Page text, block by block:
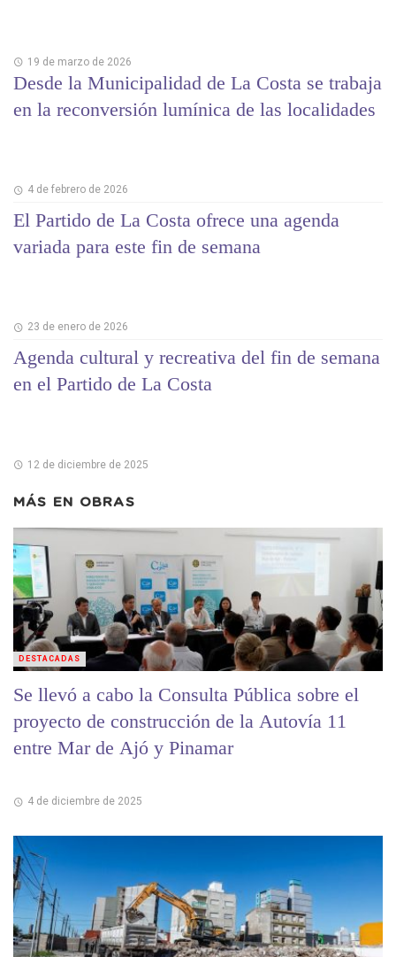
19 de marzo de 2026
Desde la Municipalidad de La Costa se trabaja
en la reconversión lumínica de las localidades
4 de febrero de 2026
El Partido de La Costa ofrece una agenda
variada para este fin de semana
23 de enero de 2026
Agenda cultural y recreativa del fin de semana
en el Partido de La Costa
12 de diciembre de 2025
MÁS EN OBRAS
Se llevó a cabo la Consulta Pública sobre el
proyecto de construcción de la Autovía 11
entre Mar de Ajó y Pinamar
4 de diciembre de 2025
DESTACADAS